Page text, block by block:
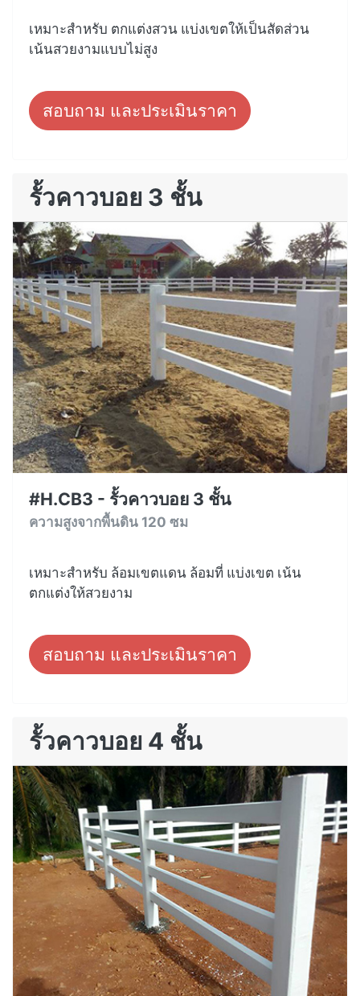
เหมาะสำหรับ ตกแต่งสวน แบ่งเขตให้เป็นสัดส่วน
เน้นสวยงามแบบไม่สูง
สอบถาม และประเมินราคา
รั้วคาวบอย 3 ชั้น
#H.CB3 - รั้วคาวบอย 3 ชั้น
ความสูงจากพื้นดิน 120 ซม
เหมาะสำหรับ ล้อมเขตแดน ล้อมที่ แบ่งเขต เน้น
ตกแต่งให้สวยงาม
สอบถาม และประเมินราคา
รั้วคาวบอย 4 ชั้น